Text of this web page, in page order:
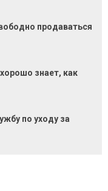
продаваться
знает, как
по уходу за